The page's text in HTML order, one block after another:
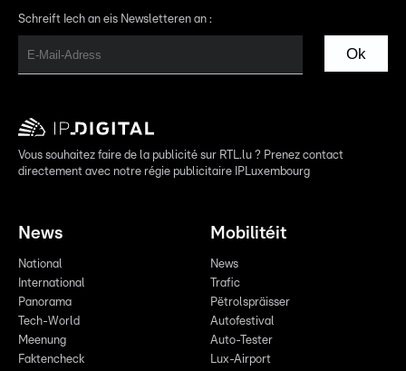
Schreift Iech an eis Newsletteren an :
Ok
Vous souhaitez faire de la publicité sur RTL.lu ? Prenez contact
directement avec notre régie publicitaire IPLuxembourg
News
National
International
Panorama
Tech-World
Meenung
Faktencheck
Mobilitéit
News
Trafic
Pëtrolspräisser
Autofestival
Auto-Tester
Lux-Airport